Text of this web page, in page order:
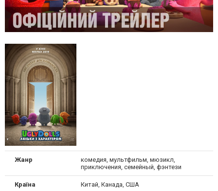
Жанр
комедия, мультфильм, мюзикл,
приключения, семейный, фэнтези
Країна Китай, Канада, США